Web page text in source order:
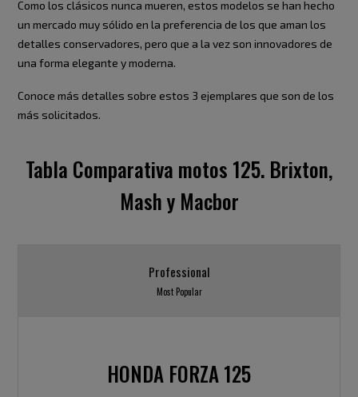
Como los clásicos nunca mueren, estos modelos se han hecho
un mercado muy sólido en la preferencia de los que aman los
detalles conservadores, pero que a la vez son innovadores de
una forma elegante y moderna.
Conoce más detalles sobre estos 3 ejemplares que son de los
más solicitados.
Tabla Comparativa motos 125. Brixton,
Mash y Macbor
Professional
Most Popular
HONDA FORZA 125